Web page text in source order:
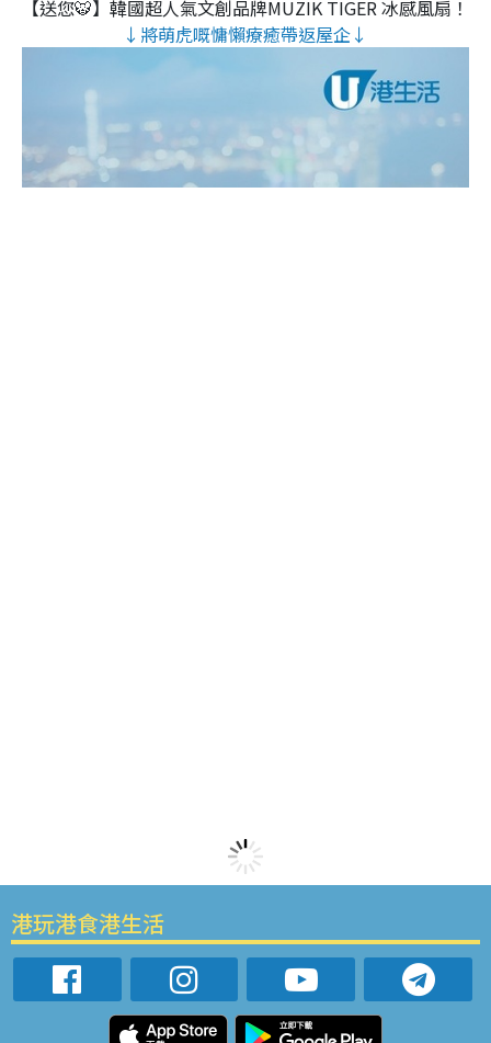
【送您🐯】韓國超人氣文創品牌MUZIK TIGER 冰感風扇！
↓將萌虎嘅慵懶療癒帶返屋企↓
港玩港食港生活